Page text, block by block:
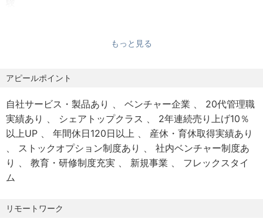
- プロダクト連携（自社プロダクトチームと協働し、会員基
※企画の最終判断は経営陣と擦り合わせながら進めます。編
集方針や予算についても、ビジネス観点を踏まえて議論し
ながら決定していきます。
【このポジションの魅力】
- 1人目の編集者として、メディアをゼロからつくれる。編
集方針・年間ロードマップ・KPI・体制を、自分の手で組み
Officer（CCO）として上場後の経営に参画いただくキャリ
を横断した企画・編集のご経験
きたご経験
経験
- 取材を通じて、人物や事業の本質を言葉にしていくことに
手応えを感じる方
- 自分の企画が、事業の意思決定や求職者の人生に直接つな
がっていく実感を得たい方
- データを参照しつつ、編集判断は数字に飲まれずに下した
- 経営陣と並走しながら、メディアの設計に手触りを持って
もっと見る
アピールポイント
自社サービス・製品あり ベンチャー企業
20代管理職
実績あり
シェアトップクラス
2年連続売り上げ10％
以上UP
年間休日120日以上
産休・育休取得実績あり
ストックオプション制度あり
社内ベンチャー制度あ
り
教育・研修制度充実 新規事業
フレックスタイ
ム
リモートワーク